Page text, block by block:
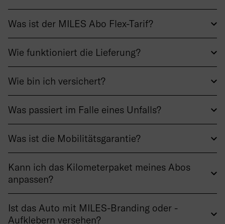
Was ist der MILES Abo Flex-Tarif?
Wie funktioniert die Lieferung?
Wie bin ich versichert?
Was passiert im Falle eines Unfalls?
Was ist die Mobilitätsgarantie?
Kann ich das Kilometerpaket meines Abos
anpassen?
Ist das Auto mit MILES-Branding oder -
Aufklebern versehen?